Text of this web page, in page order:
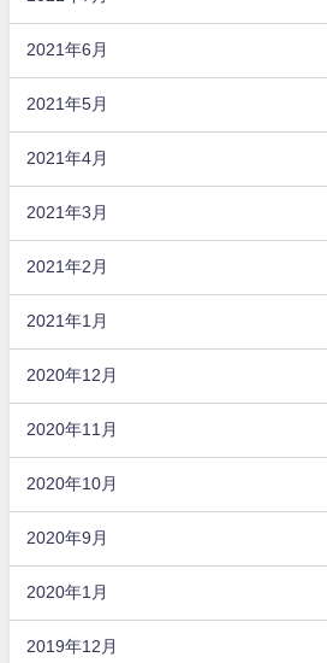
2021年6月
2021年5月
2021年4月
2021年3月
2021年2月
2021年1月
2020年12月
2020年11月
2020年10月
2020年9月
2020年1月
2019年12月